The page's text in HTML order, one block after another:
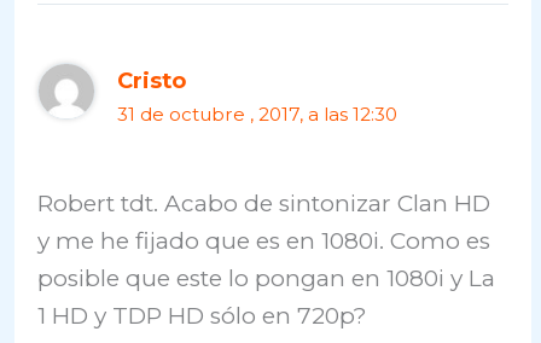
Cristo
31 de octubre , 2017, a las 12:30
Robert tdt. Acabo de sintonizar Clan HD
y me he fijado que es en 1080i. Como es
posible que este lo pongan en 1080i y La
1 HD y TDP HD sólo en 720p?